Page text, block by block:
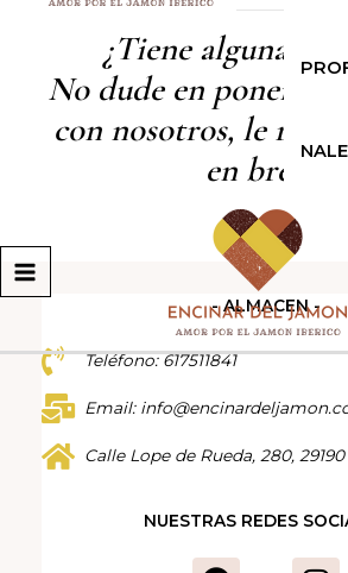
MENU
¿Tiene alguna
No dude en ponerse
con nosotros, le
en breve.
- ALMACEN -
Teléfono: 617511841
Email:
Calle Lope de Rueda, 280,
NUESTRAS REDES